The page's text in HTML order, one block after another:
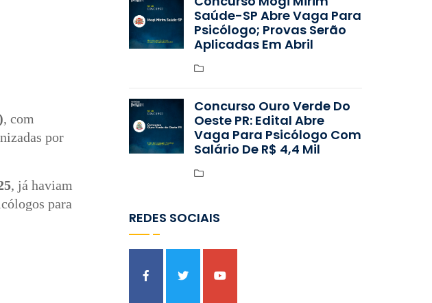
, com
por
, já haviam
para
Saúde-SP Abre Vaga Para
Psicólogo; Provas Serão
Aplicadas Em Abril
Concurso Ouro Verde Do
Oeste PR: Edital Abre
Vaga Para Psicólogo Com
Salário De R$ 4,4 Mil
REDES SOCIAIS